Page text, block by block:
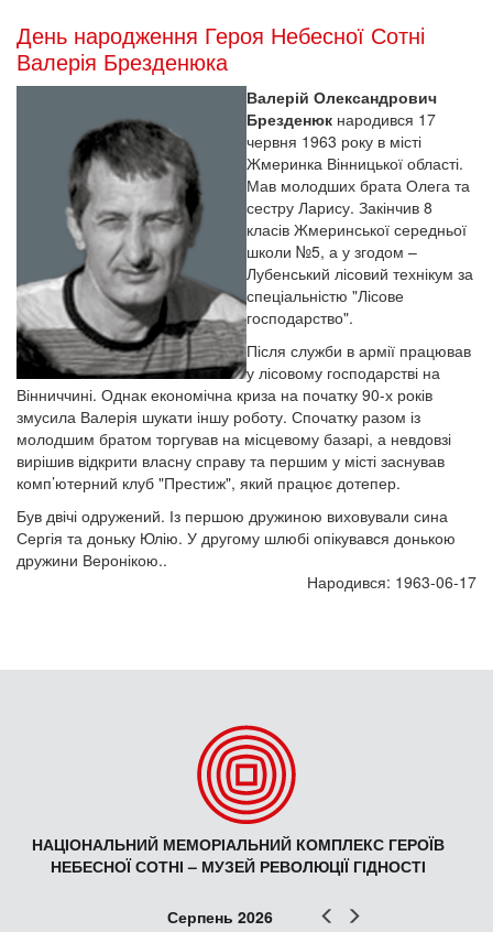
День народження Героя Небесної Сотні
Валерія Брезденюка
Валерій Олександрович
Брезденюк народився 17
червня 1963 року в місті
Жмеринка Вінницької області.
Мав молодших брата Олега та
сестру Ларису. Закінчив 8
класів Жмеринської середньої
школи №5, а у згодом –
Лубенський лісовий технікум за
спеціальністю "Лісове
господарство".
Після служби в армії працював
у лісовому господарстві на
Вінниччині. Однак економічна криза на початку 90-х років
змусила Валерія шукати іншу роботу. Спочатку разом із
молодшим братом торгував на місцевому базарі, а невдовзі
вирішив відкрити власну справу та першим у місті заснував
комп’ютерний клуб "Престиж", який працює дотепер.
Був двічі одружений. Із першою дружиною виховували сина
Сергія та доньку Юлію. У другому шлюбі опікувався донькою
дружини Веронікою..
Народився: 1963-06-17
НАЦІОНАЛЬНИЙ МЕМОРІАЛЬНИЙ КОМПЛЕКС ГЕРОЇВ
НЕБЕСНОЇ СОТНІ – МУЗЕЙ РЕВОЛЮЦІЇ ГІДНОСТІ
Попер
Серпень 2026